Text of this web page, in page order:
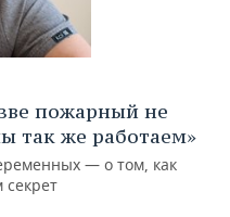
пожарный не
так же работаем»
— о том, как